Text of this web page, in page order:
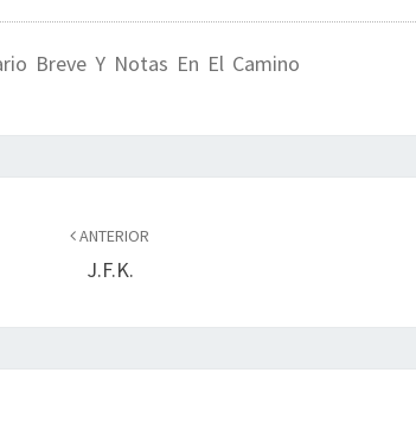
tt
er
ke
dI
ai
l
t
m
p
tir
Breve Y Notas En El Camino
ANTERIOR
J.F.K.